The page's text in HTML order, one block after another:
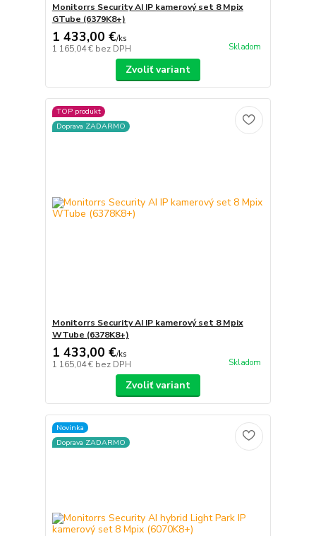
Monitorrs Security AI IP kamerový set 8 Mpix
GTube (6379K8+)
1 433,00 €/ks
1 165,04 € bez DPH Skladom
Zvoliť variant
TOP produkt
Doprava ZADARMO
Monitorrs Security AI IP kamerový set 8 Mpix
WTube (6378K8+)
1 433,00 €/ks
1 165,04 € bez DPH Skladom
Zvoliť variant
Novinka
Doprava ZADARMO